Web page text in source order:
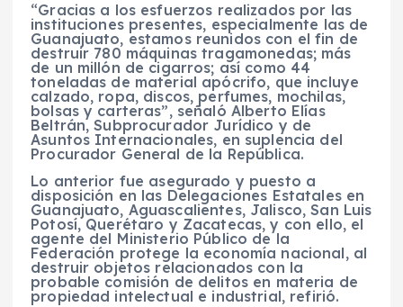
“Gracias a los esfuerzos realizados por las
instituciones presentes, especialmente las de
Guanajuato, estamos reunidos con el fin de
destruir 780 máquinas tragamonedas; más
de un millón de cigarros; así como 44
toneladas de material apócrifo, que incluye
calzado, ropa, discos, perfumes, mochilas,
bolsas y carteras”, señaló Alberto Elías
Beltrán, Subprocurador Jurídico y de
Asuntos Internacionales, en suplencia del
Procurador General de la República.
Lo anterior fue asegurado y puesto a
disposición en las Delegaciones Estatales en
Guanajuato, Aguascalientes, Jalisco, San Luis
Potosí, Querétaro y Zacatecas, y con ello, el
agente del Ministerio Público de la
Federación protege la economía nacional, al
destruir objetos relacionados con la
probable comisión de delitos en materia de
propiedad intelectual e industrial, refirió.